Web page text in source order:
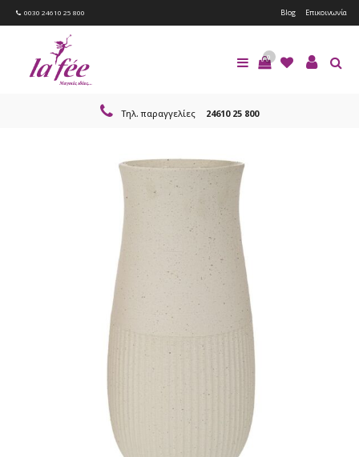
0030 24610 25 800 Blog Επικοινωνία
0
Τηλ. παραγγελίες 24610 25 800